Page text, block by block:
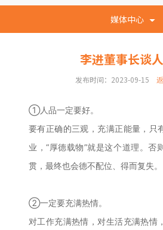
媒体中心
李进董事长谈
发布时间：2023-09-15
①人品一定要好。
要有正确的三观，充满正能量，只
业，“厚德载物”就是这个道理。否
贯，最终也会德不配位、得而复失。
②一定要充满热情。
对工作充满热情，对生活充满热情